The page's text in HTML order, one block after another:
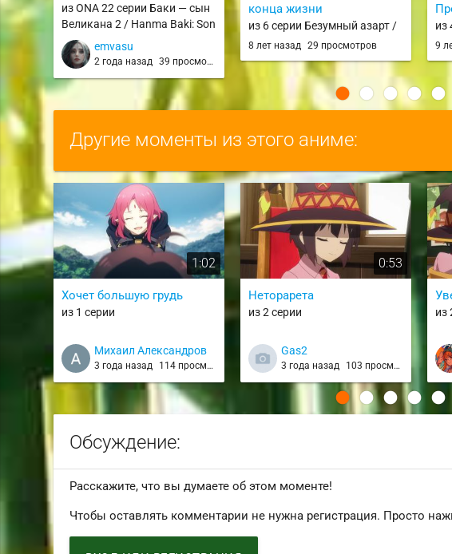
из ONA 22 серии Баки — сын
Великана 2 / Hanma Baki: Son
of Ogre 2nd Season
emvasu
2 года назад 39 просмотров
конца жизни
из 6 серии Безумный азарт /
Kakegurui
8 лет назад 29 просмотров
из
9
Другие моменты из этого аниме:
1:02
Хочет большую грудь
из 1 серии
Михаил Александров
3 года назад 114 просмотров
0:53
Неторарета
из 2 серии
Gas2
3 года назад 103 просмотра
из
Обсуждение:
Расскажите, что вы думаете об этом моменте!
Чтобы оставлять комментарии не нужна регистрация. Просто